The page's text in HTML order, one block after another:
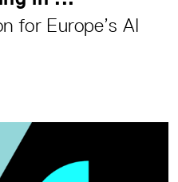
for Europe’s AI